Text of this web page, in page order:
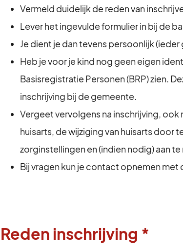
Vermeld duidelijk de reden van
Lever het ingevulde formulier in bij de
Je dient je dan tevens persoonlijk
Heb je voor je kind nog geen eigen
Basisregistratie Personen (BRP) zien.
inschrijving bij de gemeente.
Vergeet vervolgens na inschrijving, ook
huisarts, de wijziging van huisarts door
zorginstellingen en (indien nodig) aan
Bij vragen kun je contact opnemen
Reden inschrijving *